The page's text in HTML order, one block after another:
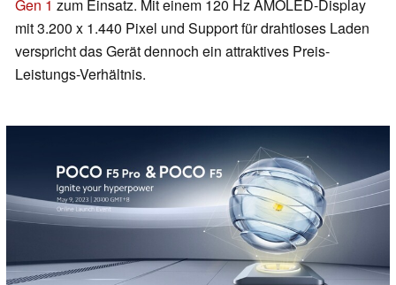
Gen 1 zum Einsatz. Mit einem 120 Hz AMOLED-Display
mit 3.200 x 1.440 Pixel und Support für drahtloses Laden
verspricht das Gerät dennoch ein attraktives Preis-
Leistungs-Verhältnis.